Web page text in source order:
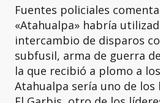
Fuentes policiales
«Atahualpa» habría
intercambio de disparos
subfusil, arma de guerra
la que recibió a plomo a
Atahualpa sería uno de